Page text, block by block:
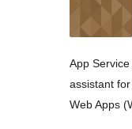
App
assistant
Web Apps